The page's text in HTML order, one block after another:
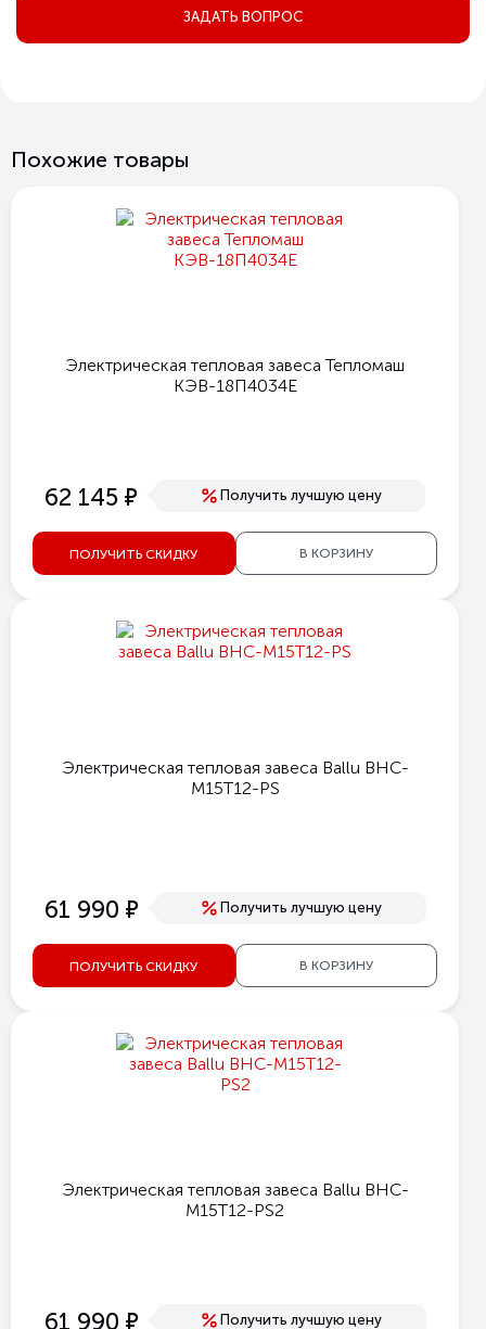
ЗАДАТЬ ВОПРОС
Похожие товары
Электрическая тепловая завеса Тепломаш
КЭВ-18П4034Е
62 145 е Получить лучшую цену
ПОЛУЧИТЬ СКИДКУ В КОРЗИНУ
Электрическая тепловая завеса Ballu BHC-
M15T12-PS
61 990 е Получить лучшую цену
ПОЛУЧИТЬ СКИДКУ В КОРЗИНУ
Электрическая тепловая завеса Ballu BHC-
M15T12-PS2
61 990 е Получить лучшую цену